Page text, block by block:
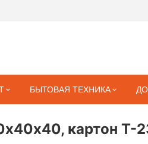
БЫТОВАЯ ТЕХНИКА
картон Т-